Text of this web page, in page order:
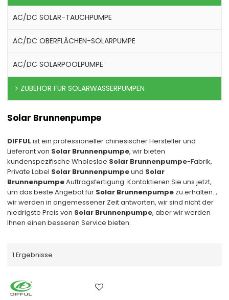
AC/DC SOLAR-TAUCHPUMPE
AC/DC OBERFLÄCHEN-SOLARPUMPE
AC/DC SOLARPOOLPUMPE
ZUBEHÖR FÜR SOLARWASSERPUMPEN
Solar Brunnenpumpe
DIFFUL ist ein professioneller chinesischer Hersteller und
Lieferant von Solar Brunnenpumpe, wir bieten
kundenspezifische Wholeslae Solar Brunnenpumpe-Fabrik,
Private Label Solar Brunnenpumpeund Solar
BrunnenpumpeAuftragsfertigung. Kontaktieren Sie uns jetzt,
um das beste Angebot für Solar Brunnenpumpe zu erhalten. ,
wir werden in angemessener Zeit antworten, wir sind nicht der
niedrigste Preis von Solar Brunnenpumpe, aber wir werden
Ihnen einen besseren Service bieten.
1 Ergebnisse